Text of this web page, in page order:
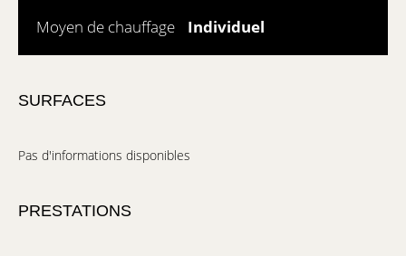
Moyen de chauffage
Individuel
SURFACES
Pas d'informations disponibles
PRESTATIONS